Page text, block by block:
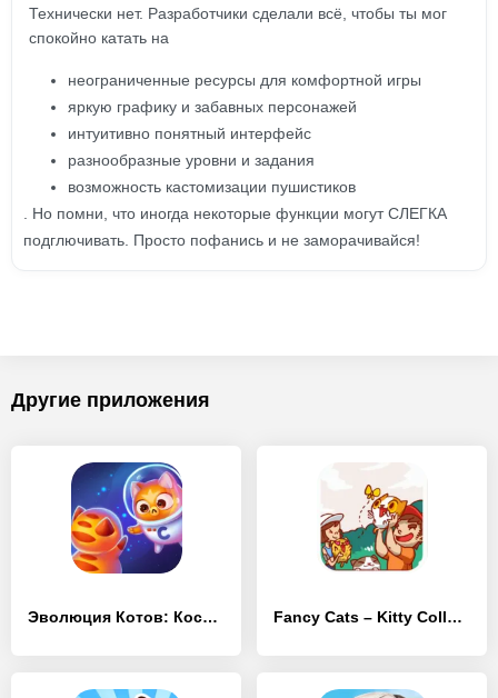
Технически нет. Разработчики сделали всё, чтобы ты мог
спокойно катать на
неограниченные ресурсы для комфортной игры
яркую графику и забавных персонажей
интуитивно понятный интерфейс
разнообразные уровни и задания
возможность кастомизации пушистиков
. Но помни, что иногда некоторые функции могут СЛЕГКА
подглючивать. Просто пофанись и не заморачивайся!
Другие приложения
Эволюция Котов: Космос – Котики в новой галактике Fancy Cats – Kitty Collector